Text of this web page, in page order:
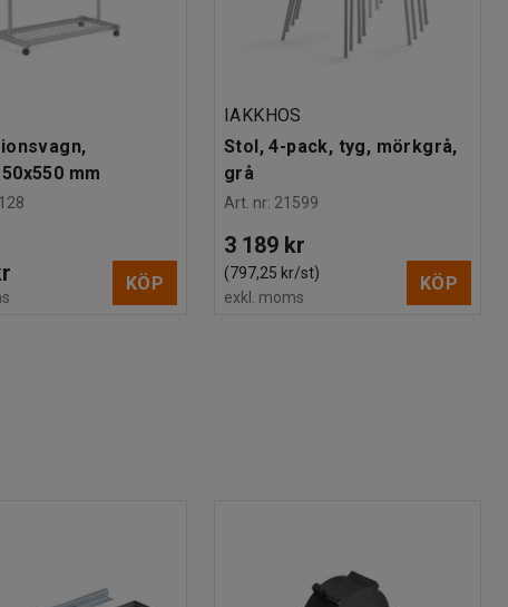
mm
KÖP
IAKKHOS
Stol, 4-pack, tyg, mörkgrå,
grå
Art. nr: 21599
3 189 kr
(797,25 kr/st)
exkl. moms
KÖP